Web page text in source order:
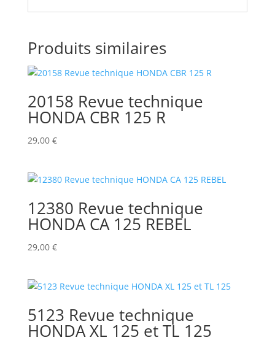
Produits similaires
20158 Revue technique
HONDA CBR 125 R
29,00 €
12380 Revue technique
HONDA CA 125 REBEL
29,00 €
5123 Revue technique
HONDA XL 125 et TL 125